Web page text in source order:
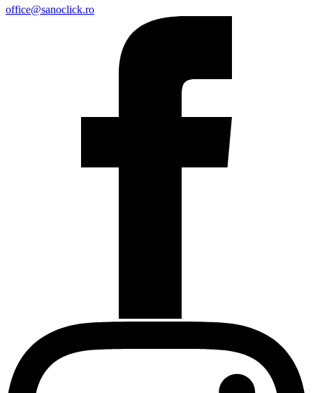
office@sanoclick.ro